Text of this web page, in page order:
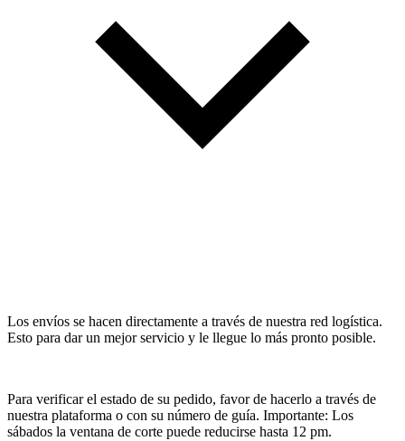
Los envíos se hacen directamente a través de nuestra red logística.
Esto para dar un mejor servicio y le llegue lo más pronto posible.
Para verificar el estado de su pedido, favor de hacerlo a través de
nuestra plataforma o con su número de guía. Importante: Los
sábados la ventana de corte puede reducirse hasta 12 pm.